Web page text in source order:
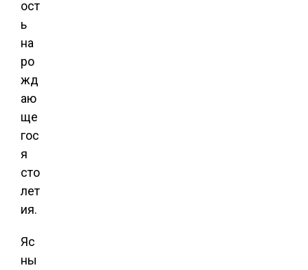
ост
ь
на
ро
жд
аю
ще
гос
я
сто
лет
ия.
Яс
ны